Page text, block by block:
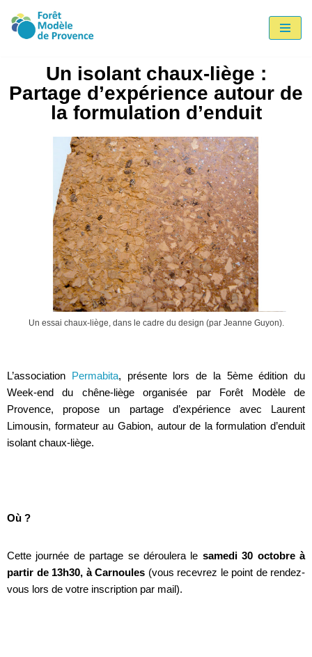
Aller
Un isolant chaux-liège :
Partage d’expérience autour de
la formulation d’enduit
Un essai chaux-liège, dans le cadre du design (par Jeanne Guyon).
L’association Permabita, présente lors de la 5ème édition du
Week-end du chêne-liège organisée par Forêt Modèle de
Provence, propose un partage d’expérience avec Laurent
Limousin, formateur au Gabion, autour de la formulation d’enduit
isolant chaux-liège.
Où ?
Cette journée de partage se déroulera le samedi 30 octobre à
partir de 13h30, à Carnoules (vous recevrez le point de rendez-
vous lors de votre inscription par mail).